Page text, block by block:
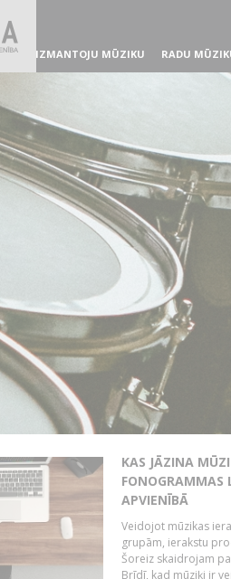
IZMANTOJU MŪZIKU RADU
KAS JĀZINA
FONOGRAMMAS
APVIENĪBĀ
Veidojot mūzikas
grupām, ierakstu
Šoreiz skaidrojam
Brīdī, kad mūziķi ir